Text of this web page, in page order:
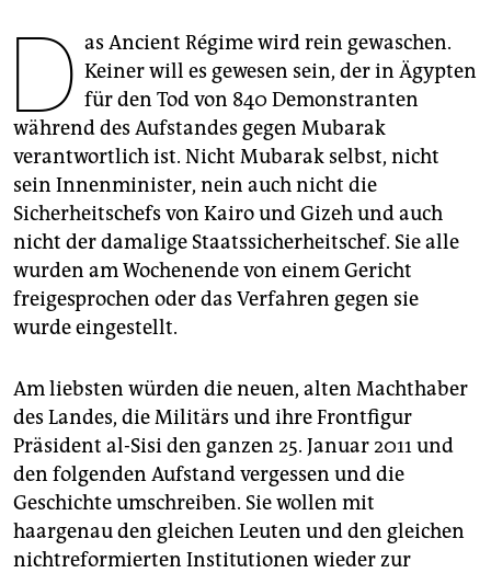
unterstützen
abo
genossenschaft
epaper login
D as Ancient Régime wird rein gewaschen.
Keiner will es gewesen sein, der in Ägypten
für den Tod von 840 Demonstranten
während des Aufstandes gegen Mubarak
verantwortlich ist. Nicht Mubarak selbst, nicht
sein Innenminister, nein auch nicht die
Sicherheitschefs von Kairo und Gizeh und auch
nicht der damalige Staatssicherheitschef. Sie alle
wurden am Wochenende von einem Gericht
freigesprochen oder das Verfahren gegen sie
wurde eingestellt.
Am liebsten würden die neuen, alten Machthaber
des Landes, die Militärs und ihre Frontfigur
Präsident al-Sisi den ganzen 25. Januar 2011 und
den folgenden Aufstand vergessen und die
Geschichte umschreiben. Sie wollen mit
haargenau den gleichen Leuten und den gleichen
nichtreformierten Institutionen wieder zur